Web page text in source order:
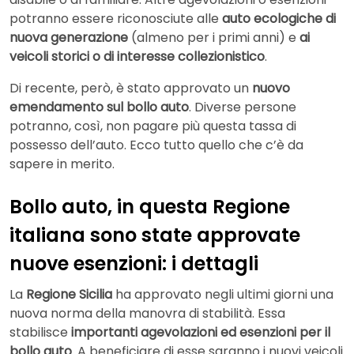
potranno essere riconosciute alle auto ecologiche di
nuova generazione (almeno per i primi anni) e ai
veicoli storici o di interesse collezionistico.
Di recente, però, è stato approvato un nuovo
emendamento sul bollo auto. Diverse persone
potranno, così, non pagare più questa tassa di
possesso dell’auto. Ecco tutto quello che c’è da
sapere in merito.
Bollo auto, in questa Regione
italiana sono state approvate
nuove esenzioni: i dettagli
La Regione Sicilia ha approvato negli ultimi giorni una
nuova norma della manovra di stabilità. Essa
stabilisce importanti agevolazioni ed esenzioni per il